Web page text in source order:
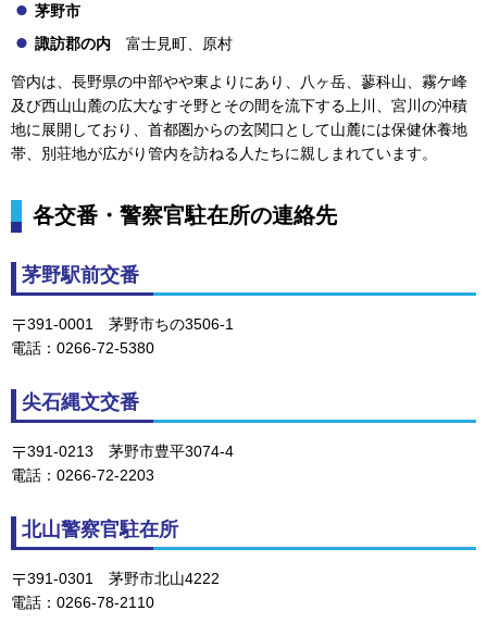
茅野市
諏訪郡の内
富士見町、原村
管内は、長野県の中部やや東よりにあり、八ヶ岳、蓼科山、霧ケ峰
及び西山山麓の広大なすそ野とその間を流下する上川、宮川の沖積
地に展開しており、首都圏からの玄関口として山麓には保健休養地
帯、別荘地が広がり管内を訪ねる人たちに親しまれています。
各交番・警察官駐在所の連絡先
茅野駅前交番
391-0001 茅野市ちの3506-1
電話：0266-72-5380
尖石縄文交番
391-0213 茅野市豊平3074-4
電話：0266-72-2203
北山警察官駐在所
391-0301 茅野市北山4222
電話：0266-78-2110